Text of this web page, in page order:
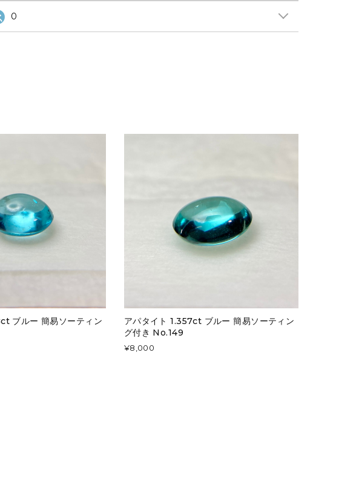
0
ブルー 簡易ソーティン
アパタイト 1.357ct ブルー 簡易ソーティン
グ付き No.149
¥8,000